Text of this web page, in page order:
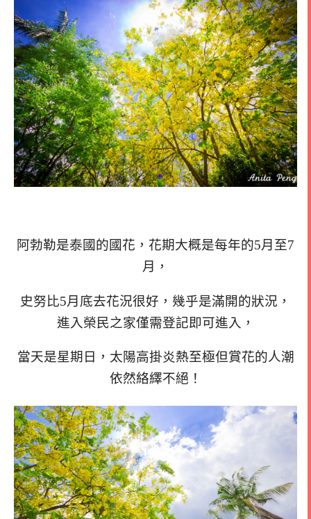
阿勃勒是泰國的國花，花期大概是每年的5月至7
月，
史努比5月底去花況很好，幾乎是滿開的狀況，
進入榮民之家僅需登記即可進入，
當天是星期日，太陽高掛炎熱至極但賞花的人潮
依然絡繹不絕！